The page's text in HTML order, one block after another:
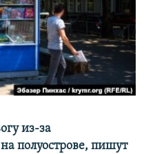
из-за
полуострове, пишут